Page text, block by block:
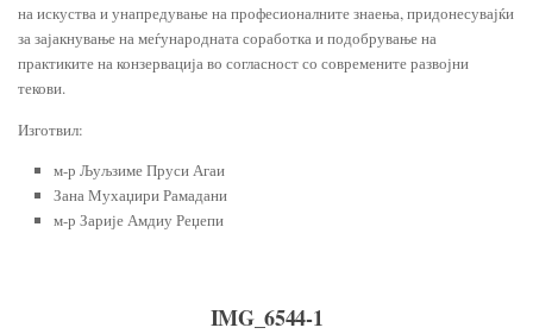
на искуства и унапредување на професионалните знаења, придонесувајќи
за зајакнување на меѓународната соработка и подобрување на
практиките на конзервација во согласност со современите развојни
текови.
Изготвил:
м-р Љуљзиме Пруси Агаи
Зана Мухаџири Рамадани
м-р Зарије Амдиу Реџепи
IMG_6544-1